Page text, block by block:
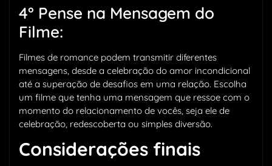
4° Pense na Mensagem do
Filme:
Filmes de romance podem transmitir diferentes
mensagens, desde a celebração do amor incondicional
até a superação de desafios em uma relação. Escolha
um filme que tenha uma mensagem que ressoe com o
momento do relacionamento de vocês, seja ele de
celebração, redescoberta ou simples diversão.
Considerações finais